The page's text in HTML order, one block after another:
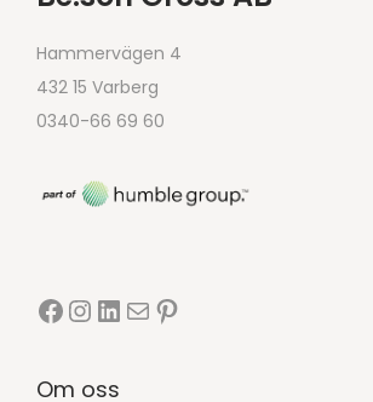
Hammervägen 4
432 15 Varberg
0340-66 69 60
Om oss